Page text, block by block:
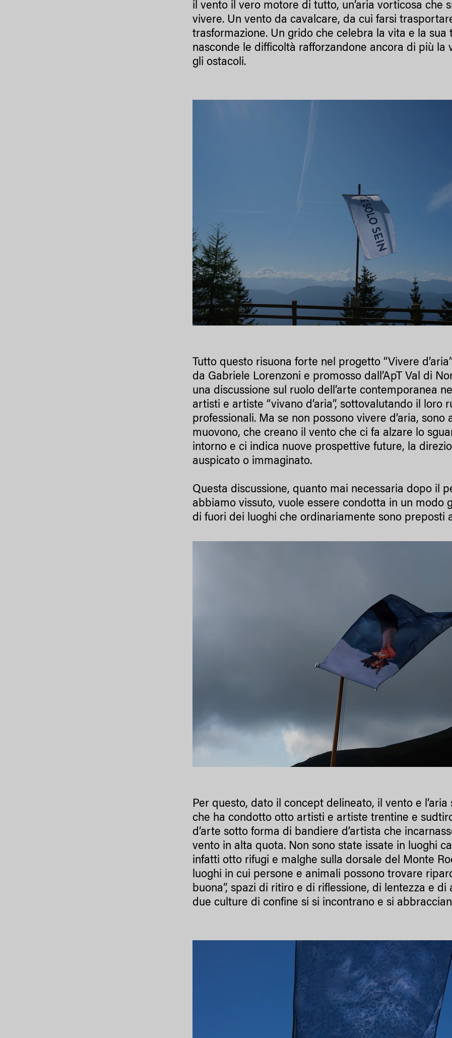
il vento il vero motore di tutto, un’aria vorticosa che
vivere. Un vento da cavalcare, da cui farsi
trasformazione. Un grido che celebra la vita e la
nasconde le difficoltà rafforzandone ancora di più la
gli ostacoli.
Tutto questo risuona forte nel progetto “Vivere
da Gabriele Lorenzoni e promosso dall’ApT Val di
una discussione sul ruolo dell’arte contemporanea
artisti e artiste “vivano d’aria”, sottovalutando il
professionali. Ma se non possono vivere d’aria, sono
muovono, che creano il vento che ci fa alzare lo
intorno e ci indica nuove prospettive future, la
auspicato o immaginato.
Questa discussione, quanto mai necessaria dopo il
abbiamo vissuto, vuole essere condotta in un modo
di fuori dei luoghi che ordinariamente sono preposti
Per questo, dato il concept delineato, il vento e
che ha condotto otto artisti e artiste trentine e
d’arte sotto forma di bandiere d’artista che
vento in alta quota. Non sono state issate in luoghi
infatti otto rifugi e malghe sulla dorsale del Monte
luoghi in cui persone e animali possono trovare
buona”, spazi di ritiro e di riflessione, di lentezza e
due culture di confine si si incontrano e si